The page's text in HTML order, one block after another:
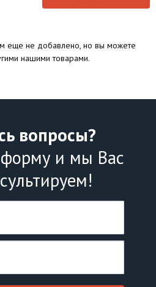
еще не добавлено, но вы можете
нашими товарами.
вопросы?
и мы Вас